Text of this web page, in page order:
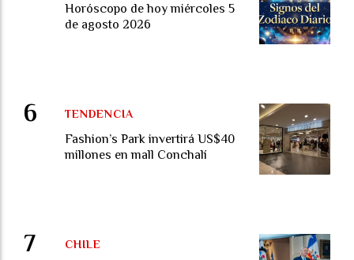
Horóscopo de hoy miércoles 5
de agosto 2026
Fashion’s Park invertirá US$40
millones en mall Conchalí
TENDENCIA
CHILE